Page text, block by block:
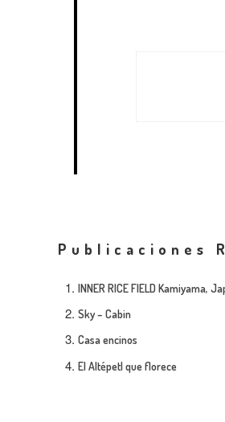
Publicaciones
INNER RICE FIELD Kamiyama,
Sky – Cabin
Casa encinos
El Altépetl que florece